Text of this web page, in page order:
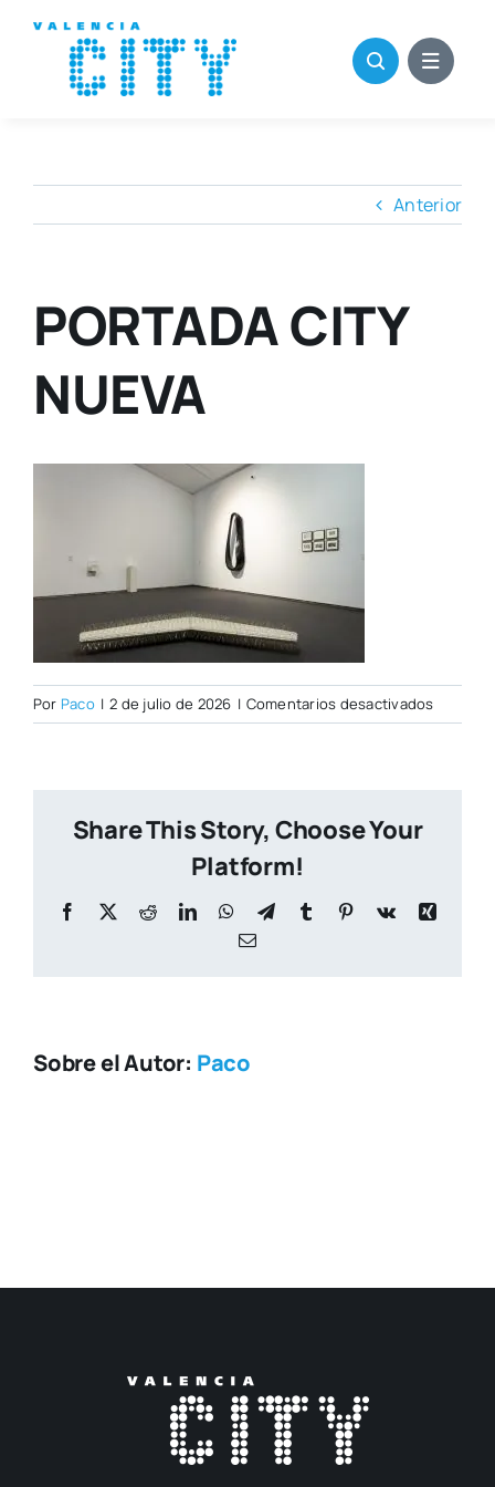
contenido
Anterior
PORTADA CITY
NUEVA
Por Paco | 2 de julio de 2026 | Comentarios desactivadosen
Share This Story, Choose Your
Platform!
Facebook
X RedditLinkedInWhatsApp
TelegramTumblr Pinterest
Vk
Xing
Correo
Sobre el Autor: Paco